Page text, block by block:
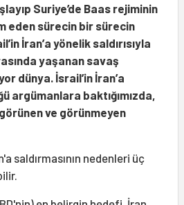
layıp Suriye’de Baas rejiminin
eden sürecin bir sürecin
’in İran’a yönelik saldırısıyla
yaşanan savaş
dünya. İsrail’in İran’a
argümanlara baktığımızda,
örünen ve görünmeyen
saldırmasının nedenleri üç